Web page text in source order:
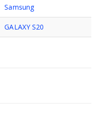
Samsung
GALAXY S20